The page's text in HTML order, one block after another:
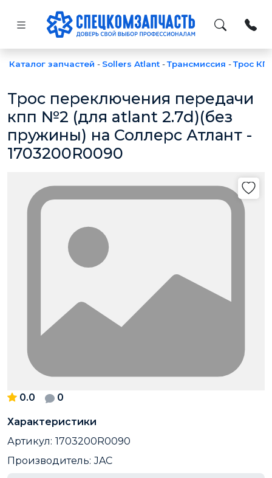
Каталог запчастей - Sollers Atlant -Трансмиссия -Трос
Трос переключения передачи
кпп №2 (для atlant 2.7d)(без
пружины) на Соллерс Атлант -
1703200R0090
0.0 0
Характеристики
Артикул: 1703200R0090
Производитель: JAC